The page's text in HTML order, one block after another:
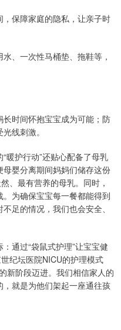
保障家庭的隐私，让亲子时
、一次性马桶垫、拖鞋等，
时间怀抱宝宝成为可能；防
线刺激。
暖护行动”还贴心配备了母乳
婴分离期间妈妈们储存这份
、最有营养的母乳。同时，
为确保宝宝每一餐都能得到
足的情况，我们也会安全、
通过“袋鼠式护理”让宝宝健
纪坛医院NICU的护理模式
新阶段迈进。我们相信家人的
就是为他们架起一座通往孩